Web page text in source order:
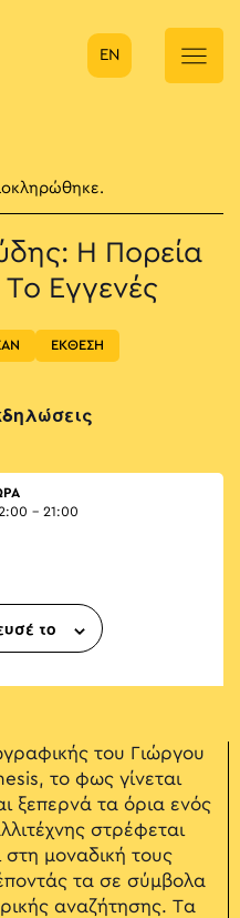
EN
Η Πορεία
Εγγενές
ΕΚΘΕΣΗ
- 21:00
το
του Γιώργου
το φως γίνεται
ξεπερνά τα όρια ενός
στρέφεται
στη μοναδική τους
τα σε σύμβολα
αναζήτησης. Τα